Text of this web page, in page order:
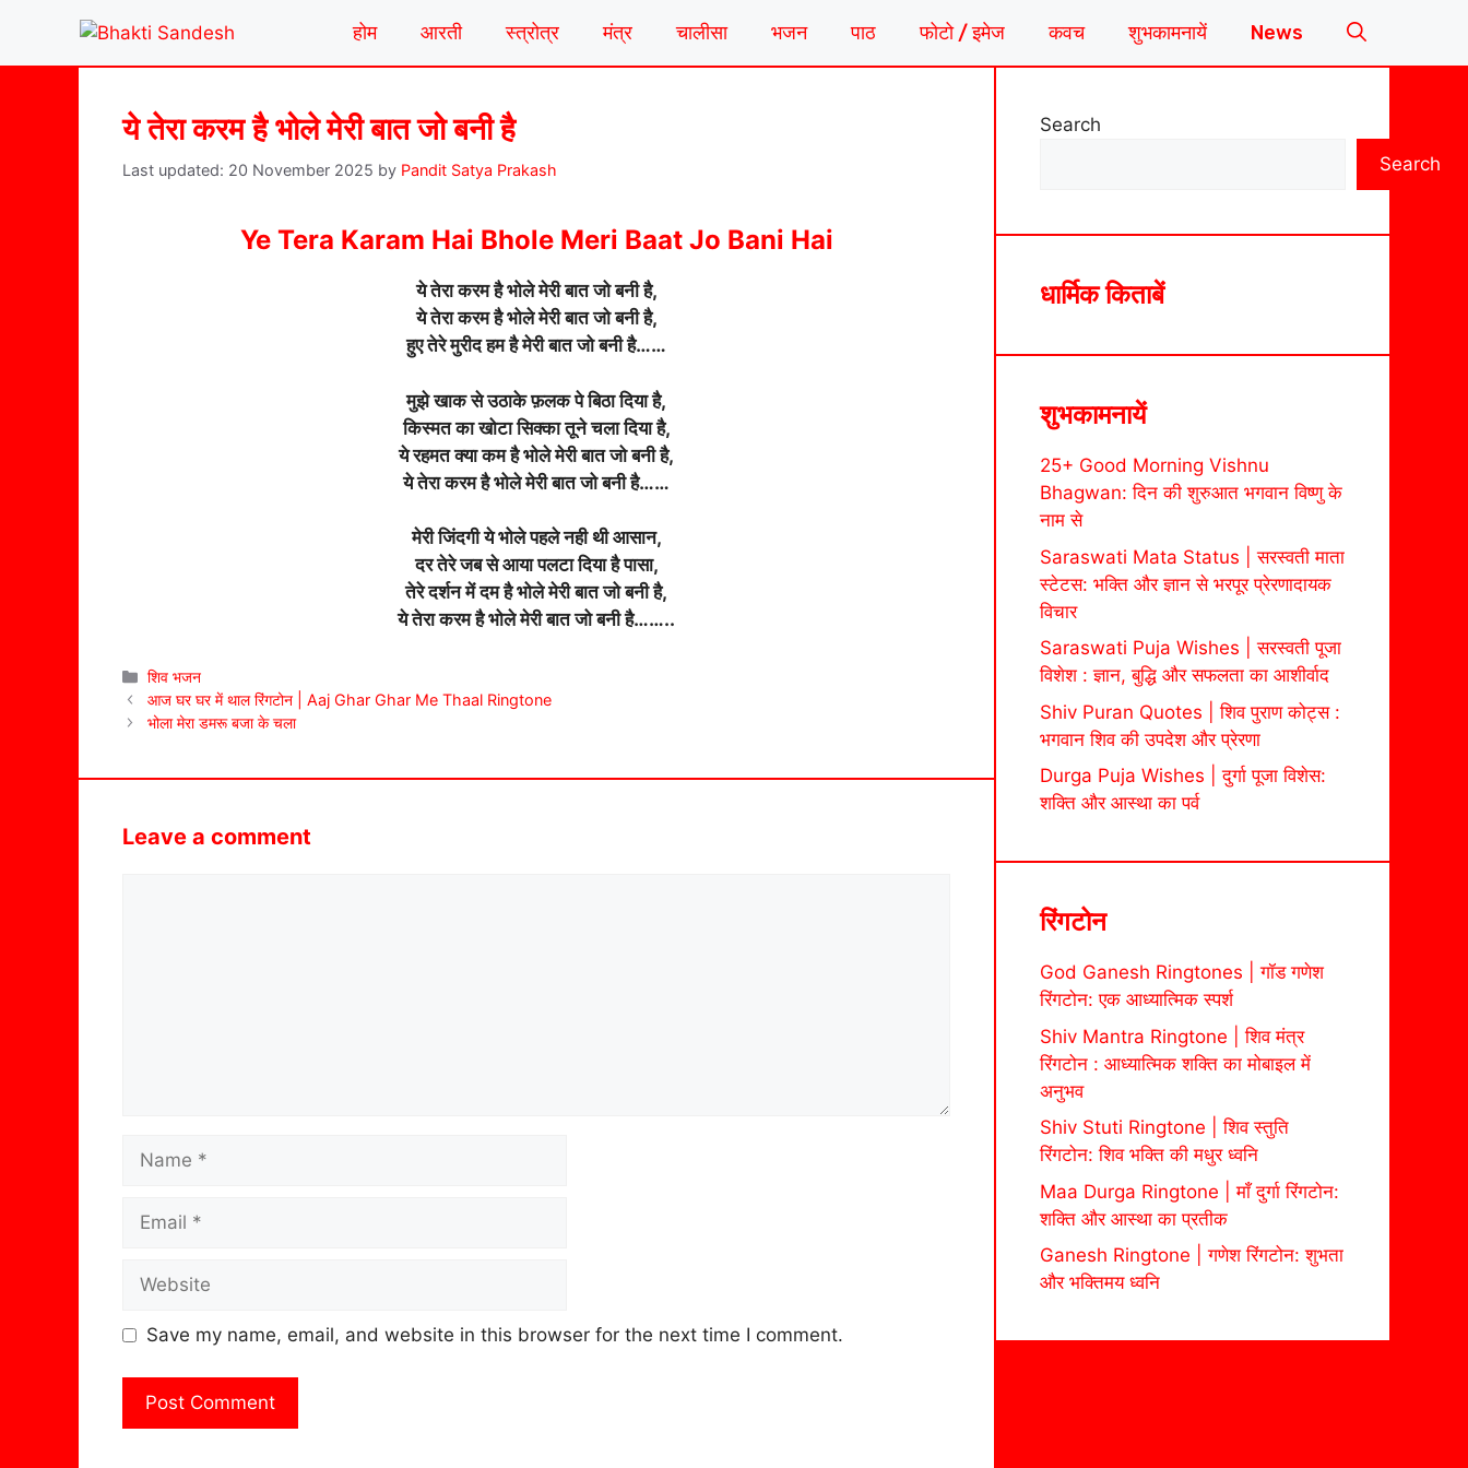
content
होम आरती स्त्रोत्र मंत्र चालीसा भजन पाठ फोटो / इमेज कवच शुभकामनायें News
ये तेरा करम है भोले मेरी बात जो बनी है
20 November 2025 by Pandit Satya Prakash
Ye Tera Karam Hai Bhole Meri Baat Jo Bani Hai
ये तेरा करम है भोले मेरी बात जो बनी है,
ये तेरा करम है भोले मेरी बात जो बनी है,
हुए तेरे मुरीद हम है मेरी बात जो बनी है……
मुझे खाक से उठाके फ़लक पे बिठा दिया है,
किस्मत का खोटा सिक्का तूने चला दिया है,
ये रहमत क्या कम है भोले मेरी बात जो बनी है,
ये तेरा करम है भोले मेरी बात जो बनी है……
मेरी जिंदगी ये भोले पहले नही थी आसान,
दर तेरे जब से आया पलटा दिया है पासा,
तेरे दर्शन में दम है भोले मेरी बात जो बनी है,
ये तेरा करम है भोले मेरी बात जो बनी है……..
Categories
शिव भजन
आज घर घर में थाल रिंगटोन | Aaj Ghar Ghar Me Thaal Ringtone
भोला मेरा डमरू बजा के चला
Leave a comment
Name
Email
Website
Save my name, email, and website in this browser for the next time I comment.
Search
Search
धार्मिक किताबें
शुभकामनायें
25+ Good Morning Vishnu
Bhagwan: दिन की शुरुआत भगवान विष्णु के
नाम से
Saraswati Mata Status | सरस्वती माता
स्टेटस: भक्ति और ज्ञान से भरपूर प्रेरणादायक
विचार
Saraswati Puja Wishes | सरस्वती पूजा
विशेश : ज्ञान, बुद्धि और सफलता का आशीर्वाद
Shiv Puran Quotes | शिव पुराण कोट्स :
भगवान शिव की उपदेश और प्रेरणा
Durga Puja Wishes | दुर्गा पूजा विशेस:
शक्ति और आस्था का पर्व
रिंगटोन
God Ganesh Ringtones | गॉड गणेश
रिंगटोन: एक आध्यात्मिक स्पर्श
Shiv Mantra Ringtone | शिव मंत्र
रिंगटोन : आध्यात्मिक शक्ति का मोबाइल में
अनुभव
Shiv Stuti Ringtone | शिव स्तुति
रिंगटोन: शिव भक्ति की मधुर ध्वनि
Maa Durga Ringtone | माँ दुर्गा रिंगटोन:
शक्ति और आस्था का प्रतीक
Ganesh Ringtone | गणेश रिंगटोन: शुभता
और भक्तिमय ध्वनि